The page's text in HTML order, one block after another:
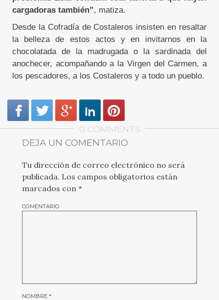
cargadoras también”, matiza.
Desde la Cofradía de Costaleros insisten en resaltar
la belleza de estos actos y en invitarnos en la
chocolatada de la madrugada o la sardinada del
anochecer, acompañando a la Virgen del Carmen, a
los pescadores, a los Costaleros y a todo un pueblo.
0 COMMENTS
DEJA UN COMENTARIO
Tu dirección de correo electrónico no será
publicada. Los campos obligatorios están
marcados con *
COMENTARIO
NOMBRE *